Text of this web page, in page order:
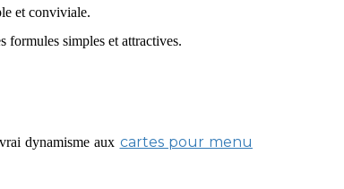
et conviviale.
formules simples et attractives.
dynamisme aux cartes pour menu